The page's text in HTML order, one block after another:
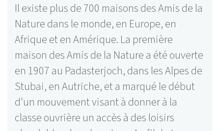
Il existe plus de 700 maisons des Amis de la
Nature dans le monde, en Europe, en
Afrique et en Amérique. La première
maison des Amis de la Nature a été ouverte
en 1907 au Padasterjoch, dans les Alpes de
Stubai, en Autriche, et a marqué le début
d'un mouvement visant à donner à la
classe ouvrière un accès à des loisirs